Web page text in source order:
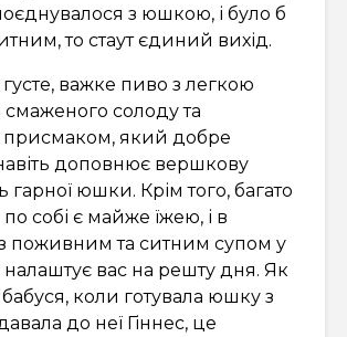
з юшкою, і було б
то стаут ​​єдиний вихід.
густе, важке пиво з легкою
солоду та
присмаком, який добре
доповнює вершкову
гарної юшки. Крім того, багато
по собі є майже їжею, і в
поживним та ситним супом у
налаштує вас на решту дня. Як
коли готувала юшку з
до неї Гіннес, це